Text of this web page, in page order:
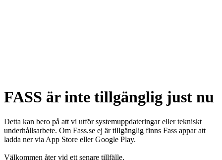
FASS är inte tillgänglig just nu
Detta kan bero på att vi utför systemuppdateringar eller tekniskt
underhållsarbete. Om Fass.se ej är tillgänglig finns Fass appar att
ladda ner via App Store eller Google Play.
Välkommen åter vid ett senare tillfälle.